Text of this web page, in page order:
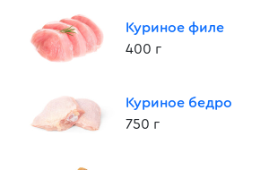
Куриное филе
400 г
Куриное бедро
750 г